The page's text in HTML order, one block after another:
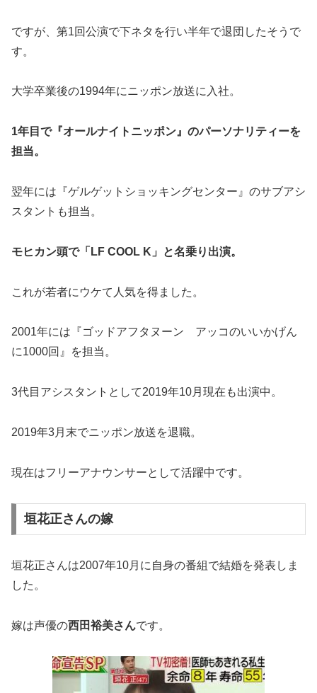
ですが、第1回公演で下ネタを行い半年で退団したそうで
す。
大学卒業後の1994年にニッポン放送に入社。
1年目で『オールナイトニッポン』のパーソナリティーを
担当。
翌年には『ゲルゲットショッキングセンター』のサブアシ
スタントも担当。
モヒカン頭で「LF COOL K」と名乗り出演。
これが若者にウケて人気を得ました。
2001年には『ゴッドアフタヌーン アッコのいいかげん
に1000回』を担当。
3代目アシスタントとして2019年10月現在も出演中。
2019年3月末でニッポン放送を退職。
現在はフリーアナウンサーとして活躍中です。
垣花正さんの嫁
垣花正さんは2007年10月に自身の番組で結婚を発表しま
した。
嫁は声優の西田裕美さんです。